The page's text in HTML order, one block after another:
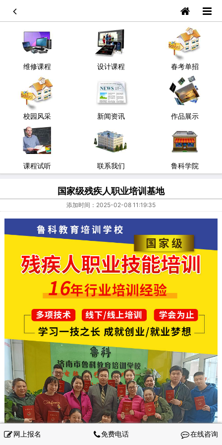
维修课程 设计课程 春考单招
校园风采 新闻资讯 作品展示
课程试听 联系我们 鲁科学院
国家级残疾人职业培训基地
添加时间：2025-02-08 11:19:35
网上报名 免费电话 在线咨询